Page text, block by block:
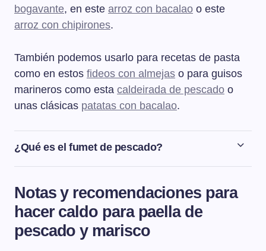
bogavante, en este arroz con bacalao o este
arroz con chipirones.
También podemos usarlo para recetas de pasta
como en estos fideos con almejas o para guisos
marineros como esta caldeirada de pescado o
unas clásicas patatas con bacalao.
¿Qué es el fumet de pescado?
El fumet de pescado es un caldo que se prepara con
verduras. Podría tomarse solo pero suele utilizarse para
enriquecer otros platos, especialmente paellas, arroces
y guisos marineros.
Notas y recomendaciones para
hacer caldo para paella de
pescado y marisco